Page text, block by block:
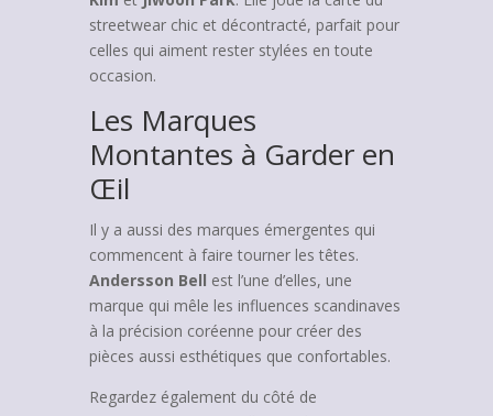
streetwear chic et décontracté, parfait pour
celles qui aiment rester stylées en toute
occasion.
Les Marques
Montantes à Garder en
Œil
Il y a aussi des marques émergentes qui
commencent à faire tourner les têtes.
Andersson Bell est l’une d’elles, une
marque qui mêle les influences scandinaves
à la précision coréenne pour créer des
pièces aussi esthétiques que confortables.
Regardez également du côté de